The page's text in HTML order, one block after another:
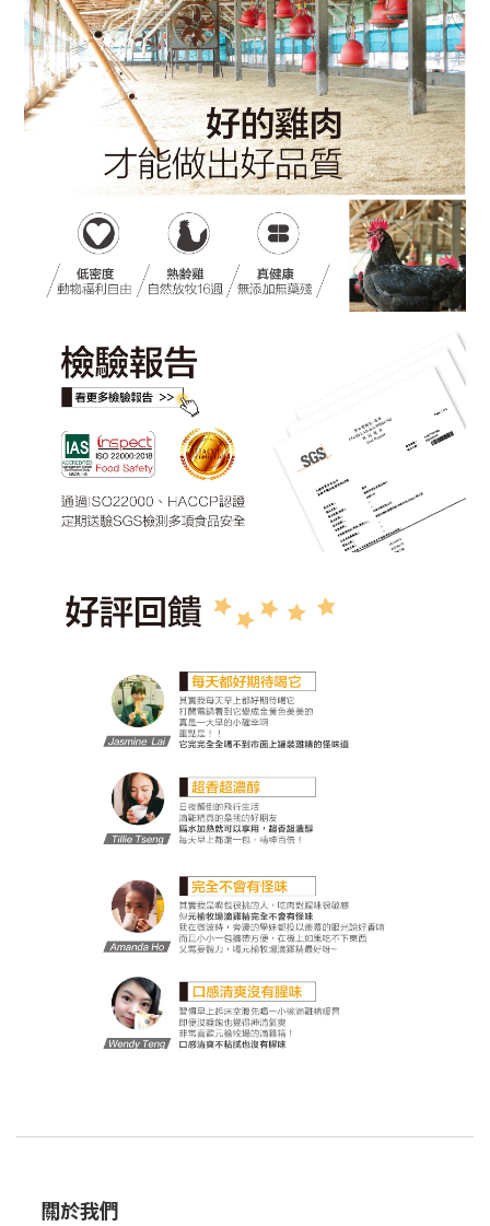
關於我們